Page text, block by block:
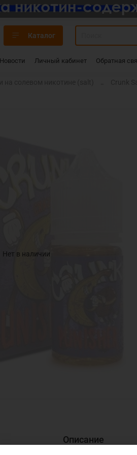
Каталог
Новости Личный кабинет Обратная
Нет в наличии
Описание